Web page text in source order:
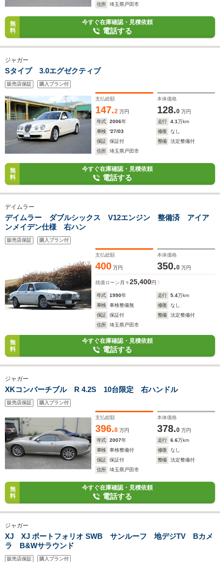
住所 埼玉県戸田市
無
料
今すぐ在庫確認・見積依頼
電話する
ジャガー
Sタイプ 3.0エグゼクティブ
販売店保証 購入プラン付
支払総額
147.2 万円
本体価格
128.0 万円
年式
2006年 走行 4.1万km
車検
'27/03 修復
なし
保証
保証付 整備
法定整備付
住所
埼玉県戸田市
無
料
今すぐ在庫確認・見積依頼
電話する
デイムラー
デイムラー ダブルシックス V12エンジン 整備済 アイア
ンメイデン仕様 右ハン
販売店保証 購入プラン付
支払総額
400 万円
本体価格
350.0 万円
残価ローン 月々25,400円
年式 1990年 走行 5.4万km
車検
車検整備無 修復
なし
保証
保証付 整備
法定整備付
住所
埼玉県戸田市
無
料
今すぐ在庫確認・見積依頼
電話する
ジャガー
XKコンバーチブル R 4.2S 10台限定 右ハンドル
販売店保証 購入プラン付
支払総額
396.8 万円
本体価格
378.0 万円
年式
2007年 走行 6.6万km
車検
車検整備付 修復
なし
保証
保証付 整備
法定整備付
住所
埼玉県戸田市
無
料
今すぐ在庫確認・見積依頼
電話する
ジャガー
XJ XJ ポートフォリオ SWB サンルーフ 地デジTV Bカメ
ラ B&Wサラウンド
販売店保証 購入プラン付